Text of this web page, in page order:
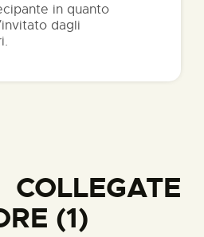
in quanto
dagli
(1)